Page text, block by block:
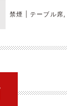
禁煙 | テーブル席,